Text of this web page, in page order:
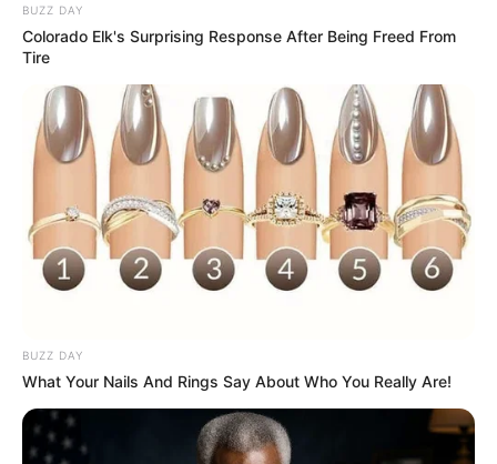
artesleca
Flores feitas com garrafa PET
obras de arte sustentável. A transformação de
um material comum em algo tão delicado e
bonito é um testemunho da criatividade
BUZZ DAY
Colorado Elk's Surprising Response After Being Freed From
Tire
BUZZ DAY
What Your Nails And Rings Say About Who You Really Are!